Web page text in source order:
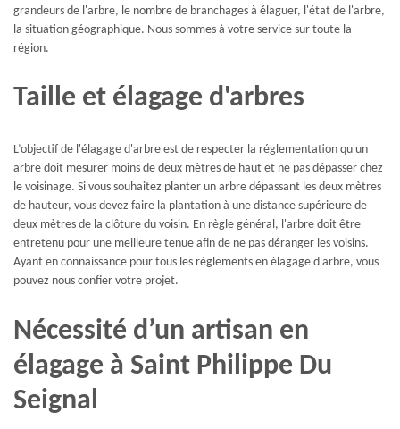
grandeurs de l'arbre, le nombre de branchages à élaguer, l'état de l'arbre,
la situation géographique. Nous sommes à votre service sur toute la
région.
Taille et élagage d'arbres
L’objectif de l'élagage d'arbre est de respecter la réglementation qu'un
arbre doit mesurer moins de deux mètres de haut et ne pas dépasser chez
le voisinage. Si vous souhaitez planter un arbre dépassant les deux mètres
de hauteur, vous devez faire la plantation à une distance supérieure de
deux mètres de la clôture du voisin. En règle général, l'arbre doit être
entretenu pour une meilleure tenue afin de ne pas déranger les voisins.
Ayant en connaissance pour tous les règlements en élagage d'arbre, vous
pouvez nous confier votre projet.
Nécessité d’un artisan en
élagage à Saint Philippe Du
Seignal